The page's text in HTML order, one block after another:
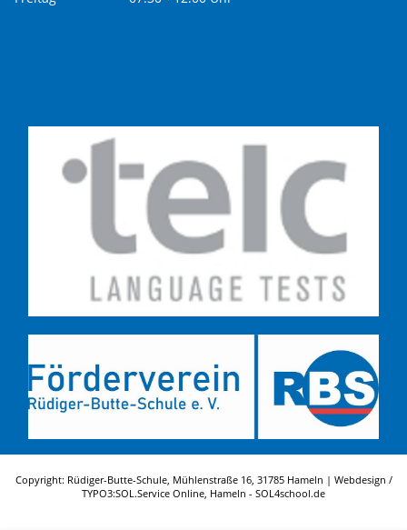
Copyright: Rüdiger-Butte-Schule, Mühlenstraße 16, 31785 Hameln | Webdesign /
TYPO3:SOL.Service Online, Hameln - SOL4school.de